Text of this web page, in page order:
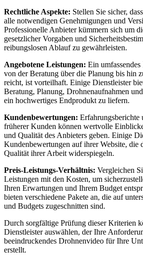
Rechtliche Aspekte: Stellen Sie sicher,
alle notwendigen Genehmigungen und
Professionelle Anbieter kümmern sich um
gesetzlicher Vorgaben und
reibungslosen Ablauf zu gewährleisten.
Angebotene Leistungen: Ein
von der Beratung über die Planung bis hin
reicht, ist vorteilhaft. Einige Dienstleister
Beratung, Planung, Drohnenaufnahmen
ein hochwertiges Endprodukt zu liefern.
Kundenbewertungen: Erfahrungsberichte
früherer Kunden können wertvolle
und Qualität des Anbieters geben. Einige
Kundenbewertungen auf ihrer Website, die
Qualität ihrer Arbeit widerspiegeln.
Preis-Leistungs-Verhältnis: Vergleichen
Leistungen mit den Kosten, um
Ihren Erwartungen und Ihrem Budget
bieten verschiedene Pakete an, die auf
und Budgets zugeschnitten sind.
Durch sorgfältige Prüfung dieser Kriterien
Dienstleister auswählen, der Ihre
beeindruckendes Drohnenvideo für Ihre
erstellt.